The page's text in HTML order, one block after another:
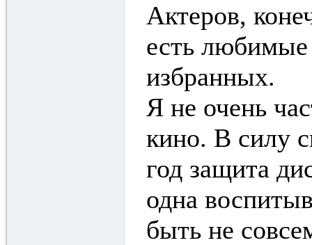
Актеров,
есть
избранных.
Я не очень
кино. В силу
год защита
одна
быть не